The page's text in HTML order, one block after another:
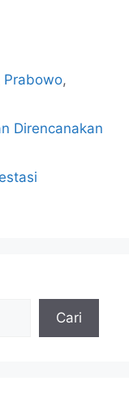
Prabowo,
Direncanakan
Cari